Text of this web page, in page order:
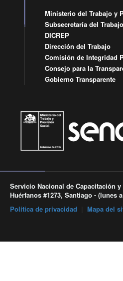
Ministerio del Trabajo y
Subsecretaría del Trabajo
DICREP
Dirección del Trabajo
Comisión de Integridad
Consejo para la
Gobierno Transparente
Servicio Nacional de Capacitación
Huérfanos #1273, Santiago - (lunes
Política de privacidad
Mapa del